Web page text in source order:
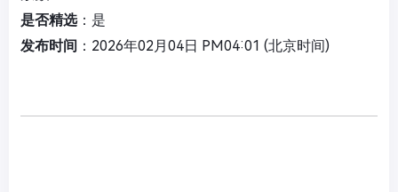
是否精选：是
发布时间 ：2026年02月04日 PM04:01 (北京时间)